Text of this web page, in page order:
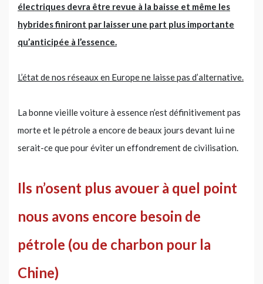
électriques devra être revue à la baisse et même les
hybrides finiront par laisser une part plus importante
qu’anticipée à l’essence.
L’état de nos réseaux en Europe ne laisse pas d’alternative.
La bonne vieille voiture à essence n’est définitivement pas
morte et le pétrole a encore de beaux jours devant lui ne
serait-ce que pour éviter un effondrement de civilisation.
Ils n’osent plus avouer à quel point
nous avons encore besoin de
pétrole (ou de charbon pour la
Chine)